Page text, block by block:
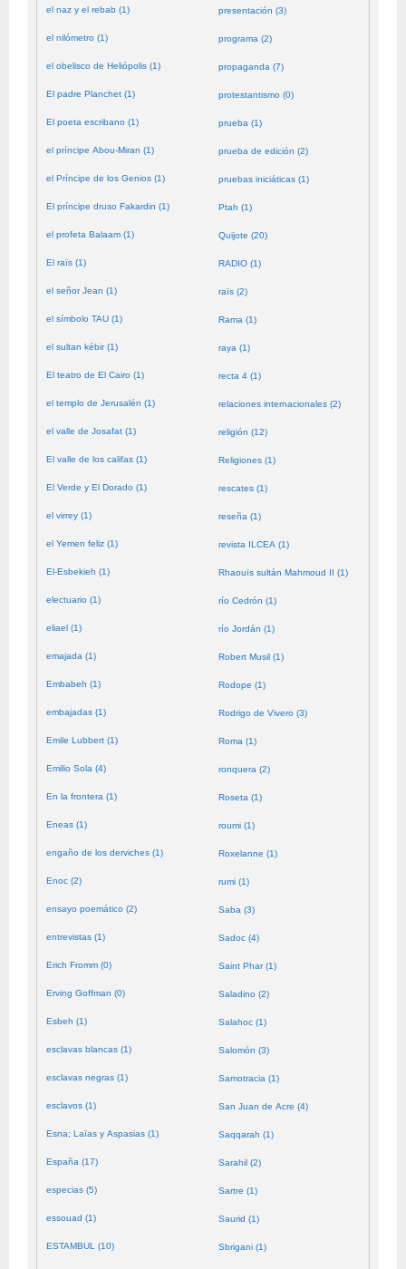
el naz y el rebab (1)
el nilómetro (1)
el obelisco de Heliópolis (1)
El padre Planchet (1)
El poeta escribano (1)
el príncipe Abou-Miran (1)
el Príncipe de los Genios (1)
El príncipe druso Fakardin (1)
el profeta Balaam (1)
El raïs (1)
el señor Jean (1)
el símbolo TAU (1)
el sultan kébir (1)
El teatro de El Cairo (1)
el templo de Jerusalén (1)
el valle de Josafat (1)
El valle de los califas (1)
El Verde y El Dorado (1)
el virrey (1)
el Yemen feliz (1)
El-Esbekieh (1)
electuario (1)
eliael (1)
emajada (1)
Embabeh (1)
embajadas (1)
Emile Lubbert (1)
Emilio Sola (4)
En la frontera (1)
Eneas (1)
engaño de los derviches (1)
Enoc (2)
ensayo poemático (2)
entrevistas (1)
Erich Fromm (0)
Erving Goffman (0)
Esbeh (1)
esclavas blancas (1)
esclavas negras (1)
esclavos (1)
Esna; Laïas y Aspasias (1)
España (17)
especias (5)
essouad (1)
ESTAMBUL (10)
presentación (3)
programa (2)
propaganda (7)
protestantismo (0)
prueba (1)
prueba de edición (2)
pruebas iniciáticas (1)
Ptah (1)
Quijote (20)
RADIO (1)
raïs (2)
Rama (1)
raya (1)
recta 4 (1)
relaciones internacionales (2)
religión (12)
Religiones (1)
rescates (1)
reseña (1)
revista ILCEA (1)
Rhaouïs sultán Mahmoud II (1)
río Cedrón (1)
río Jordán (1)
Robert Musil (1)
Rodope (1)
Rodrigo de Vivero (3)
Roma (1)
ronquera (2)
Roseta (1)
roumi (1)
Roxelanne (1)
rumi (1)
Saba (3)
Sadoc (4)
Saint Phar (1)
Saladino (2)
Salahoc (1)
Salomón (3)
Samotracia (1)
San Juan de Acre (4)
Saqqarah (1)
Sarahil (2)
Sartre (1)
Saurid (1)
Sbrigani (1)